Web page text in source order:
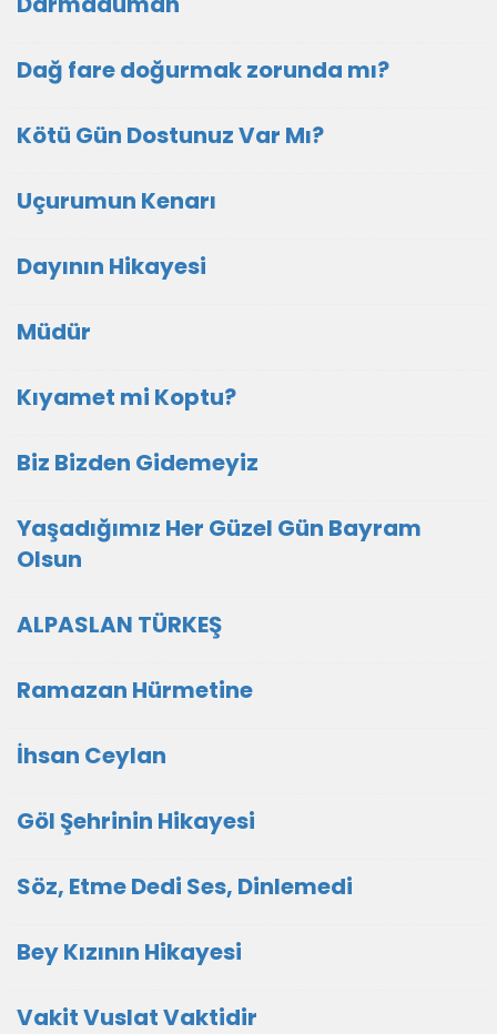
Dağ fare doğurmak zorunda mı?
Kötü Gün Dostunuz Var Mı?
Uçurumun Kenarı
Dayının Hikayesi
Müdür
Kıyamet mi Koptu?
Biz Bizden Gidemeyiz
Yaşadığımız Her Güzel Gün Bayram
Olsun
ALPASLAN TÜRKEŞ
Ramazan Hürmetine
İhsan Ceylan
Göl Şehrinin Hikayesi
Söz, Etme Dedi Ses, Dinlemedi
Bey Kızının Hikayesi
Vakit Vuslat Vaktidir